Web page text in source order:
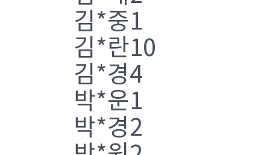
김*중1
김*란10
김*경4
박*운1
박*경2